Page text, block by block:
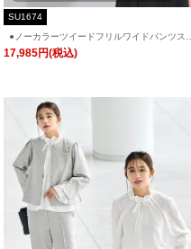
SU1674
●ノーカラーツイードフリルワイドパンツスー
ツ「SU1674」/ フォーマルセレモニー・入学
17,985円(税込)